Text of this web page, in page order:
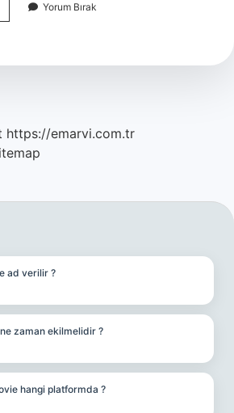
Yorum Bırak
https://emarvi.com.tr
ad verilir ?
zaman ekilmelidir ?
hangi platformda ?